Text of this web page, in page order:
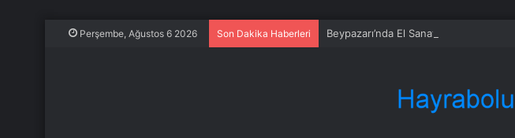
Perşembe, Ağustos 6 2026 Son Dakika Haberleri Beypazarı’nda El Sanatlarına Ödül